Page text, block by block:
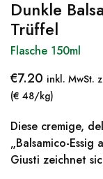
Dunkle
Trüffel
Flasche 150ml
€7.20 inkl. MwSt.
(€ 48/kg)
Diese cremige,
„Balsamico-Essig
Giusti zeichnet